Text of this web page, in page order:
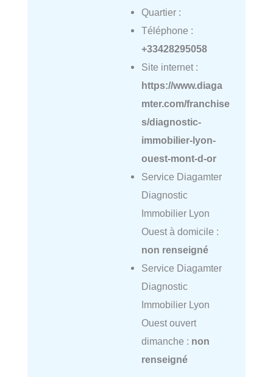
Quartier :
Téléphone :
+33428295058
Site internet :
https://www.diaga
mter.com/franchise
s/diagnostic-
immobilier-lyon-
ouest-mont-d-or
Service Diagamter
Diagnostic
Immobilier Lyon
Ouest à domicile :
non renseigné
Service Diagamter
Diagnostic
Immobilier Lyon
Ouest ouvert
dimanche : non
renseigné